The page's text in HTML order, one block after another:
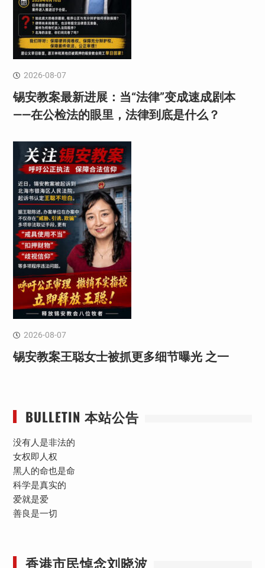
2026-08-07
锡安教案最新进展：当“法律”变成速成剧本
——在公检法的眼里，法律到底是什么？
2026-08-07
锡安教案王聪女士被抓更多细节曝光 之一
BULLETIN 本站公告
没有人是非法的
女权即人权
黑人的命也是命
科学是真实的
爱就是爱
善良是一切
香港市民悼念刘晓波